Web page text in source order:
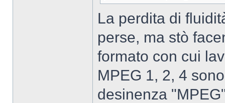
La perdita di
perse, ma stò
formato con cui
MPEG 1, 2, 4
desinenza